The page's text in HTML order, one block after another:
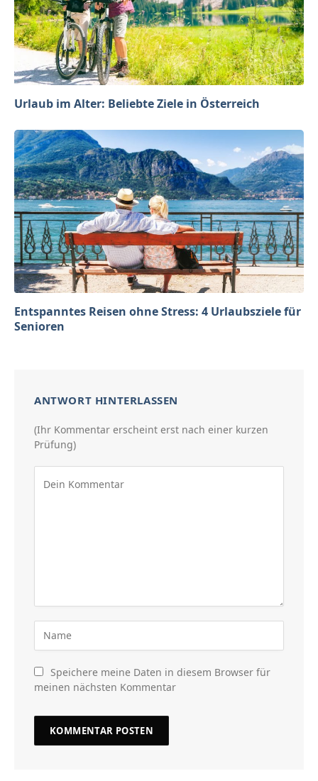
Urlaub im Alter: Beliebte Ziele in Österreich
Entspanntes Reisen ohne Stress: 4 Urlaubsziele für
Senioren
ANTWORT HINTERLASSEN
(Ihr Kommentar erscheint erst nach einer kurzen
Prüfung)
Speichere meine Daten in diesem Browser für
meinen nächsten Kommentar